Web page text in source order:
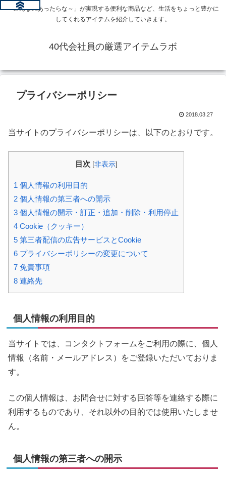
「こんなのあったらな～」が実現する便利な商品など、生活をちょっと豊かに
してくれるアイテムを紹介していきます。
40代会社員の厳選アイテムラボ
プライバシーポリシー
2018.03.27
当サイトのプライバシーポリシーは、以下のとおりです。
目次 [非表示]
1 個人情報の利用目的
2 個人情報の第三者への開示
3 個人情報の開示・訂正・追加・削除・利用停止
4 Cookie（クッキー）
5 第三者配信の広告サービスとCookie
6 プライバシーポリシーの変更について
7 免責事項
8 連絡先
個人情報の利用目的
当サイトでは、コンタクトフォームをご利用の際に、個人
情報（名前・メールアドレス）をご登録いただいておりま
す。
この個人情報は、お問合せに対する回答等を連絡する際に
利用するものであり、それ以外の目的では使用いたしませ
ん。
個人情報の第三者への開示